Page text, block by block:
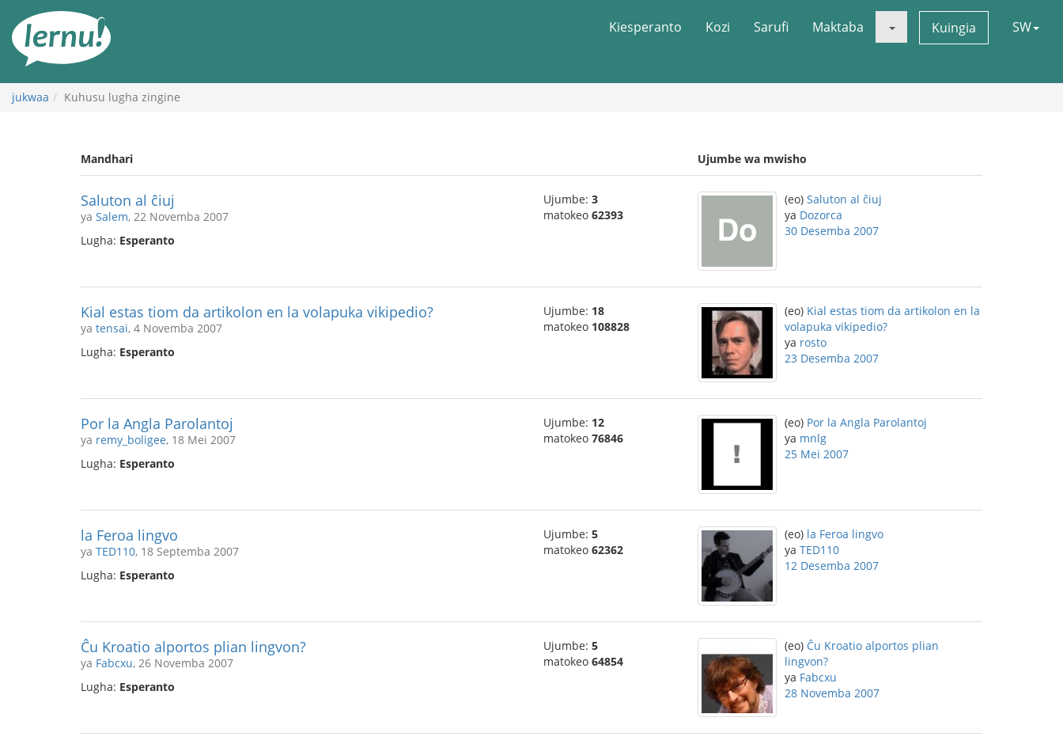
maudhui
Kiesperanto Kozi Sarufi Maktaba Kuingia SW
jukwaa Kuhusu lugha zingine
Mandhari Ujumbe wa mwisho
Saluton al ĉiuj
ya Salem, 22 Novemba 2007
Lugha: Esperanto
Ujumbe: 3
matokeo 62393
(eo) Saluton al ĉiuj
ya Dozorca
30 Desemba 2007
Kial estas tiom da artikolon en la volapuka vikipedio?
ya tensai, 4 Novemba 2007
Lugha: Esperanto
Ujumbe: 18
matokeo 108828
(eo) Kial estas tiom da artikolon en la
volapuka vikipedio?
ya rosto
23 Desemba 2007
Por la Angla Parolantoj
ya remy_boligee, 18 Mei 2007
Lugha: Esperanto
Ujumbe: 12
matokeo 76846
(eo) Por la Angla Parolantoj
ya mnlg
25 Mei 2007
la Feroa lingvo
ya TED110, 18 Septemba 2007
Lugha: Esperanto
Ujumbe: 5
matokeo 62362
(eo) la Feroa lingvo
ya TED110
12 Desemba 2007
Ĉu Kroatio alportos plian lingvon?
ya Fabcxu, 26 Novemba 2007
Lugha: Esperanto
Ujumbe: 5
matokeo 64854
(eo) Ĉu Kroatio alportos plian
lingvon?
ya Fabcxu
28 Novemba 2007